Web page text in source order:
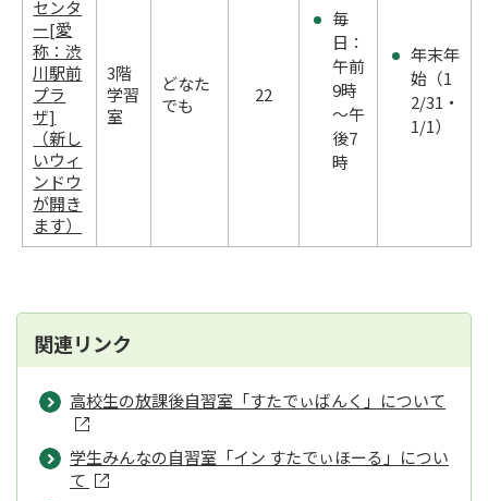
センタ
ー[愛
称：渋
川駅前
プラ
ザ]
（新し
いウィ
ンドウ
が開き
ます）
3階
学習
室
どなた
でも
22
毎
日：
午前
9時
～午
後7
時
年末年
始（1
2/31・
1/1）
関連リンク
高校生の放課後自習室「すたでぃばんく」について
学生みんなの自習室「イン すたでぃほーる」につい
て